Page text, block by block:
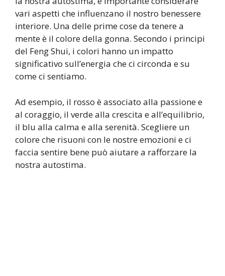
vari aspetti che influenzano il nostro benessere
interiore. Una delle prime cose da tenere a
mente è il colore della gonna. Secondo i principi
del Feng Shui, i colori hanno un impatto
significativo sull’energia che ci circonda e su
come ci sentiamo.
Ad esempio, il rosso è associato alla passione e
al coraggio, il verde alla crescita e all’equilibrio,
il blu alla calma e alla serenità. Scegliere un
colore che risuoni con le nostre emozioni e ci
faccia sentire bene può aiutare a rafforzare la
nostra autostima.